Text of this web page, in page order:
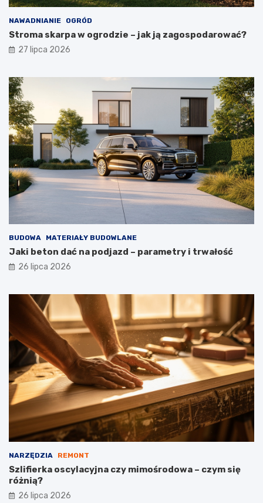
NAWADNIANIE OGRÓD
Stroma skarpa w ogrodzie – jak ją zagospodarować?
27 lipca 2026
BUDOWA MATERIAŁY BUDOWLANE
Jaki beton dać na podjazd – parametry i trwałość
26 lipca 2026
NARZĘDZIA REMONT
Szlifierka oscylacyjna czy mimośrodowa – czym się
różnią?
26 lipca 2026